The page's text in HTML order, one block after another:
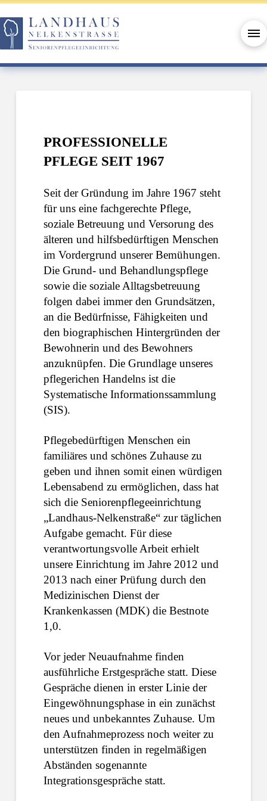
PROFESSIONELLE
PFLEGE SEIT 1967
Seit der Gründung im Jahre 1967 steht
für uns eine fachgerechte Pflege,
soziale Betreuung und Versorung des
älteren und hilfsbedürftigen Menschen
im Vordergrund unserer Bemühungen.
Die Grund- und Behandlungspflege
sowie die soziale Alltagsbetreuung
folgen dabei immer den Grundsätzen,
an die Bedürfnisse, Fähigkeiten und
den biographischen Hintergründen der
Bewohnerin und des Bewohners
anzuknüpfen. Die Grundlage unseres
pflegerichen Handelns ist die
Systematische Informationssammlung
(SIS).
Pflegebedürftigen Menschen ein
familiäres und schönes Zuhause zu
geben und ihnen somit einen würdigen
Lebensabend zu ermöglichen, dass hat
sich die Seniorenpflegeeinrichtung
„Landhaus-Nelkenstraße“ zur täglichen
Aufgabe gemacht. Für diese
verantwortungsvolle Arbeit erhielt
unsere Einrichtung im Jahre 2012 und
2013 nach einer Prüfung durch den
Medizinischen Dienst der
Krankenkassen (MDK) die Bestnote
1,0.
Vor jeder Neuaufnahme finden
ausführliche Erstgespräche statt. Diese
Gespräche dienen in erster Linie der
Eingewöhnungsphase in ein zunächst
neues und unbekanntes Zuhause. Um
den Aufnahmeprozess noch weiter zu
unterstützen finden in regelmäßigen
Abständen sogenannte
Integrationsgespräche statt.